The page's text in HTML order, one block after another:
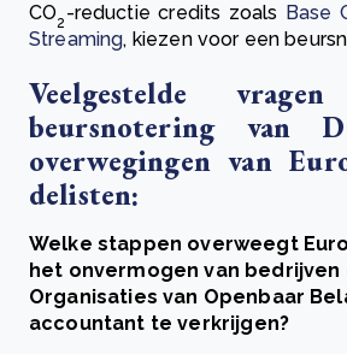
CO2 -reductie credits zoals Base
Streaming, kiezen voor een
Veelgestelde
beursnotering van
overwegingen van
delisten:
Welke stappen overweegt
het onvermogen van bedrijven
Organisaties van Openbaar
accountant te verkrijgen?